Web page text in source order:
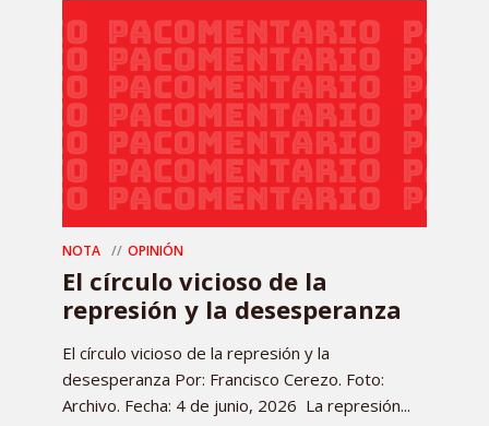
NOTA OPINIÓN
El círculo vicioso de la
represión y la desesperanza
El círculo vicioso de la represión y la
desesperanza Por: Francisco Cerezo. Foto:
Archivo. Fecha: 4 de junio, 2026 La represión...